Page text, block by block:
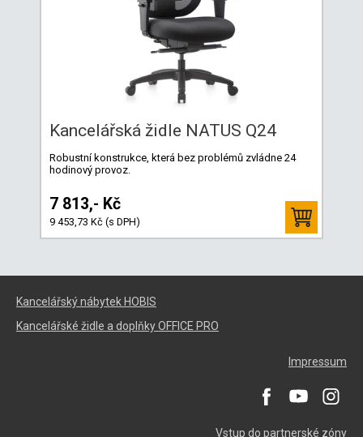
Kancelářská židle NATUS Q24
Robustní konstrukce, která bez problémů zvládne 24
hodinový provoz.
7 813,- Kč
9 453,73 Kč (s DPH)
Kancelářský nábytek HOBIS
Kancelářské židle a doplňky OFFICE PRO
Impressum
Vstup do partnerské zóny